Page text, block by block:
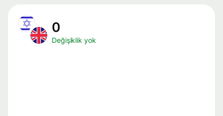
0
Değişiklik yok